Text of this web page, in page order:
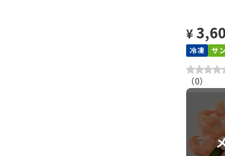
¥
冷凍
サ
（0）